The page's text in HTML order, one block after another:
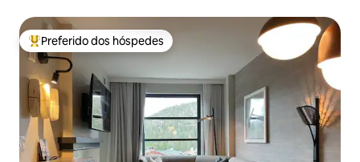
Entre os melhores preferidos dos hóspedes
Preferido dos hóspedes